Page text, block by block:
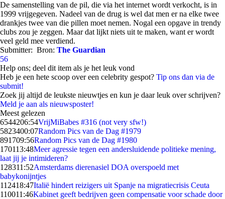
De samenstelling van de pil, die via het internet wordt verkocht, is in
1999 vrijgegeven. Nadeel van de drug is wel dat men er na elke twee
drankjes twee van die pillen moet nemen. Nogal een opgave in trendy
clubs zou je zeggen. Maar dat lijkt niets uit te maken, want er wordt
veel geld mee verdiend.
Submitter: Bron: The Guardian
56
Help ons; deel dit item als je het leuk vond
Heb je een hete scoop over een celebrity gespot? Tip ons dan via de
submit!
Zoek jij altijd de leukste nieuwtjes en kun je daar leuk over schrijven?
Meld je aan als nieuwsposter!
Meest gelezen
6544206:54VrijMiBabes #316 (not very sfw!)
5823400:07Random Pics van de Dag #1979
891709:56Random Pics van de Dag #1980
170113:48Meer agressie tegen een andersluidende politieke mening,
laat jij je intimideren?
128311:52Amsterdams dierenasiel DOA overspoeld met
babykonijntjes
112418:47Italië hindert reizigers uit Spanje na migratiecrisis Ceuta
110011:46Kabinet geeft bedrijven geen compensatie voor schade door